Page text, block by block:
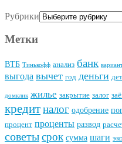
Рубрики
Метки
ВТБ Тинькофф анализ банк
выгода вычет год деньги
домклик жилье закрытие залог
кредитналог одобрение
процент проценты развод
советысрок сумма шаги